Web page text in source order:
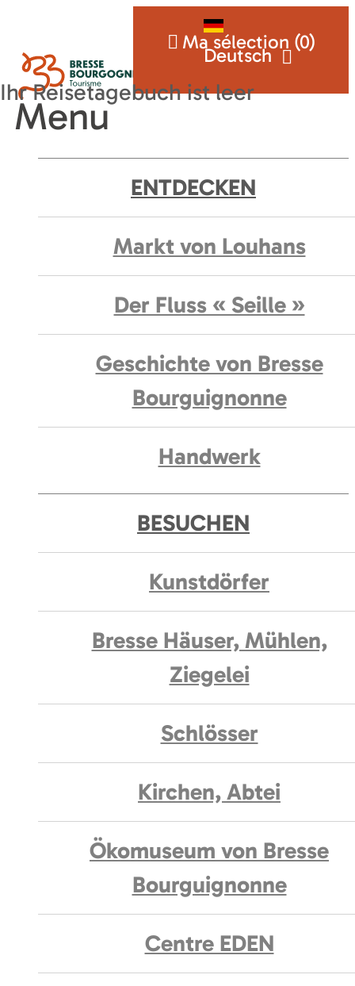
Deutsch
Ma sélection (0)
Menu
ENTDECKEN
Markt von Louhans
Der Fluss « Seille »
Geschichte von Bresse
Bourguignonne
Handwerk
BESUCHEN
Kunstdörfer
Bresse Häuser, Mühlen,
Ziegelei
Schlösser
Kirchen, Abtei
Ökomuseum von Bresse
Bourguignonne
Centre EDEN